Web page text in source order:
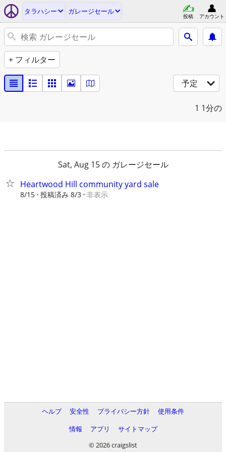
タラハシー ガレージセール
投稿 アカウント
+ フィルター
予定
1 1分の
Sat, Aug 15 の ガレージセール
Heartwood Hill community yard sale
8/15 投稿済み 8/3 非表示
ヘルプ 安全性 プライバシー方針
使用条件
情報
アプリ
サイトマップ
© 2026 craigslist